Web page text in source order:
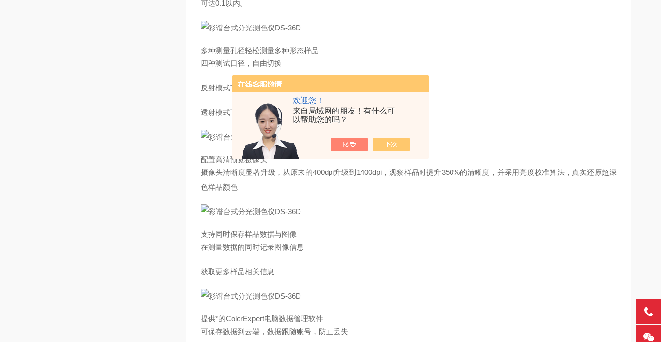
欢迎您！
来自局域网的朋友！有什么可
以帮助您的吗？
可达0.1以内。
多种测量孔径轻松测量多种形态样品
四种测试口径，自由切换
反射模式下支持测量：固体、粉末、非透明液体
透射模式下支持测量：玻璃、薄膜、透明液体
配置高清预览摄像头
摄像头清晰度显著升级，从原来的400dpi升级到1400dpi，观察样品时提升350%的清晰度，并采用亮度校准算法，真实还原超深
色样品颜色
支持同时保存样品数据与图像
在测量数据的同时记录图像信息
获取更多样品相关信息
提供*的ColorExpert电脑数据管理软件
可保存数据到云端，数据跟随账号，防止丢失